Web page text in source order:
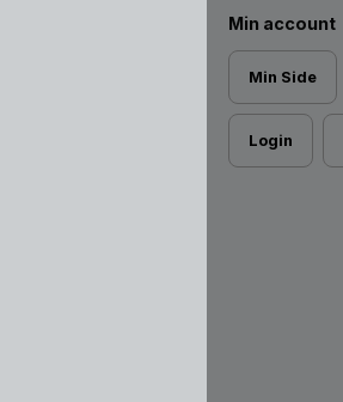
Min account
Min Side
Login